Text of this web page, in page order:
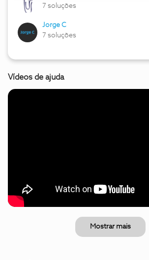
7 soluções
Jorge C
7 soluções
Vídeos de ajuda
Mostrar mais